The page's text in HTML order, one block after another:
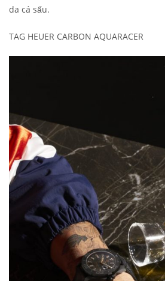
da cá sấu.
TAG HEUER CARBON AQUARACER